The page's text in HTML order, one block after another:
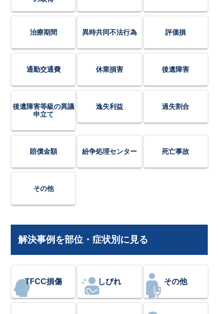
治療期間 異時共同不法行為 評価損
通勤交通費 休業損害 後遺障害
後遺障害等級の異議
申立て
逸失利益 過失割合
賠償金額 紛争処理センター 死亡事故
その他
解決事例を部位・症状別に見る
TFCC損傷 しびれ その他